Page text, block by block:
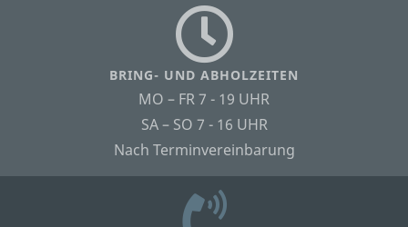
BRING- UND ABHOLZEITEN
MO – FR 7 - 19 UHR
SA – SO 7 - 16 UHR
Nach Terminvereinbarung